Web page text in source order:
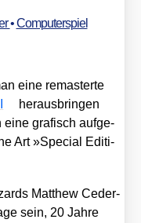
•Computerspiel
eine remas­ter­te
her­aus­brin­gen
eine gra­fisch auf­ge­
Art »Spe­cial Edi­ti­
Matthew Ceder­
sein, 20 Jah­re